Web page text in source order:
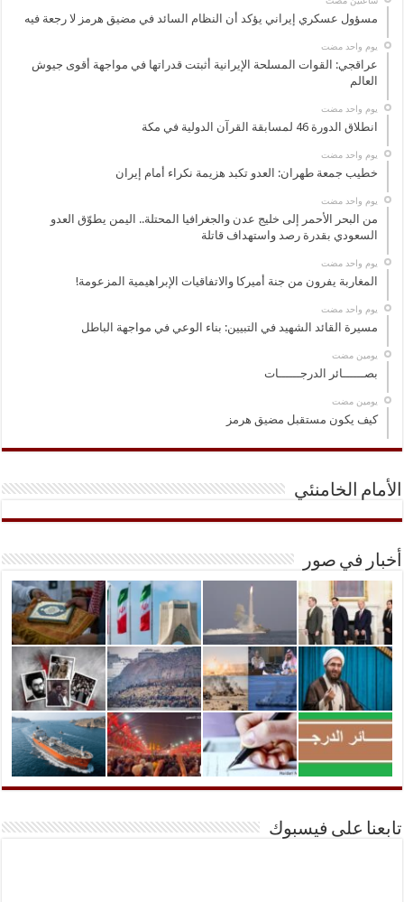
مسؤول عسكري إيراني يؤكد أن النظام السائد في مضيق هرمز لا رجعة فيه
‏يوم واحد مضت
عراقجي: القوات المسلحة الإيرانية أثبتت قدراتها في مواجهة أقوى جيوش
العالم
‏يوم واحد مضت
انطلاق الدورة 46 لمسابقة القرآن الدولية في مكة
‏يوم واحد مضت
خطيب جمعة طهران: العدو تكبد هزيمة نكراء أمام إيران
‏يوم واحد مضت
من البحر الأحمر إلى خليج عدن والجغرافيا المحتلة.. اليمن يطوّق العدو
السعودي بقدرة رصد واستهداف قاتلة
‏يوم واحد مضت
المغاربة يفرون من جنة أميركا والاتفاقيات الإبراهيمية المزعومة!
‏يوم واحد مضت
مسيرة القائد الشهيد في التبيين: بناء الوعي في مواجهة الباطل
‏يومين مضت
بصــــــائر الدرجــــــات
‏يومين مضت
كيف يكون مستقبل مضيق هرمز
الأمام الخامنئي
أخبار في صور
تابعنا على فيسبوك